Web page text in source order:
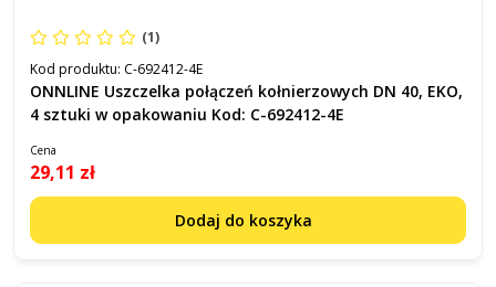
(1)
Kod produktu: C-692412-4E
ONNLINE Uszczelka połączeń kołnierzowych DN 40, EKO,
4 sztuki w opakowaniu Kod: C-692412-4E
Cena
29,11 zł
Dodaj do koszyka